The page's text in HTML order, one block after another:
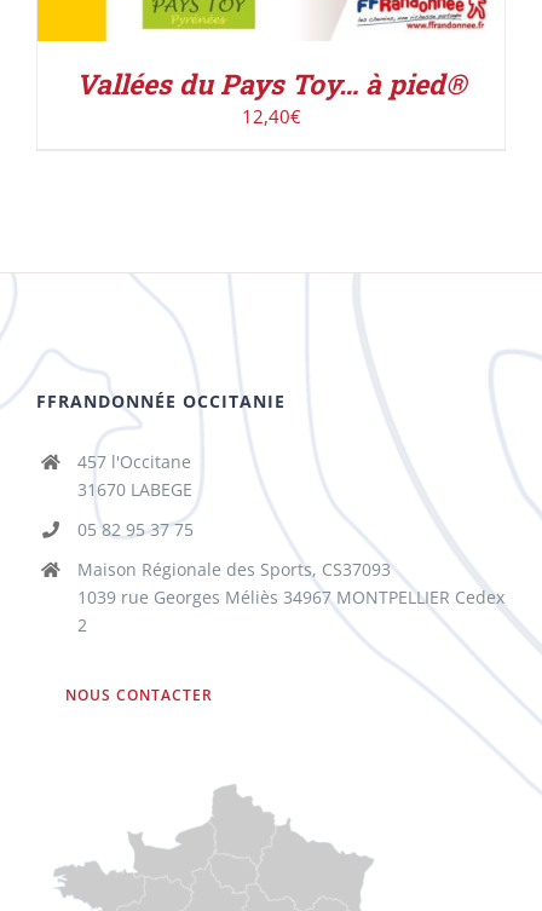
Vallées du Pays Toy… à pied®
12,40€
FFRANDONNÉE OCCITANIE
457 l'Occitane
31670 LABEGE
05 82 95 37 75
Maison Régionale des Sports, CS37093
1039 rue Georges Méliès 34967 MONTPELLIER Cedex
2
NOUS CONTACTER